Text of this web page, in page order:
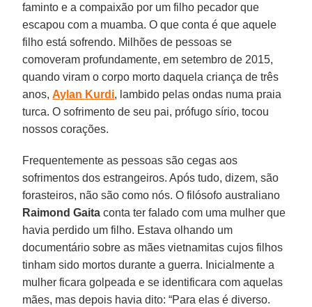
faminto e a compaixão por um filho pecador que
escapou com a muamba. O que conta é que aquele
filho está sofrendo. Milhões de pessoas se
comoveram profundamente, em setembro de 2015,
quando viram o corpo morto daquela criança de três
anos,Aylan Kurdi, lambido pelas ondas numa praia
turca. O sofrimento de seu pai, prófugo sírio, tocou
nossos corações.
Frequentemente as pessoas são cegas aos
sofrimentos dos estrangeiros. Após tudo, dizem, são
forasteiros, não são como nós. O filósofo australiano
Raimond Gaita conta ter falado com uma mulher que
havia perdido um filho. Estava olhando um
documentário sobre as mães vietnamitas cujos filhos
tinham sido mortos durante a guerra. Inicialmente a
mulher ficara golpeada e se identificara com aquelas
mães, mas depois havia dito: “Para elas é diverso.